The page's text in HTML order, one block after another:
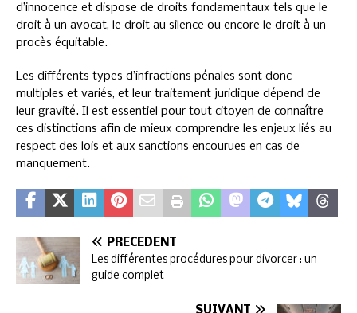
d’innocence et dispose de droits fondamentaux tels que le
droit à un avocat, le droit au silence ou encore le droit à un
procès équitable.
Les différents types d’infractions pénales sont donc
multiples et variés, et leur traitement juridique dépend de
leur gravité. Il est essentiel pour tout citoyen de connaître
ces distinctions afin de mieux comprendre les enjeux liés au
respect des lois et aux sanctions encourues en cas de
manquement.
PRÉCÉDENT
Les différentes procédures pour divorcer : un
guide complet
SUIVANT